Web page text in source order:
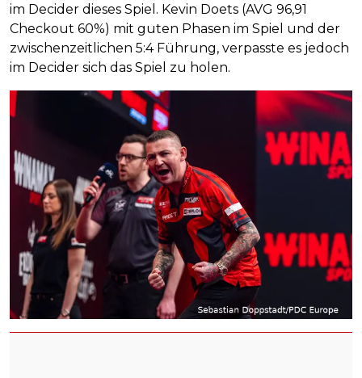
im Decider dieses Spiel. Kevin Doets (AVG 96,91
Checkout 60%) mit guten Phasen im Spiel und der
zwischenzeitlichen 5:4 Führung, verpasste es jedoch
im Decider sich das Spiel zu holen.